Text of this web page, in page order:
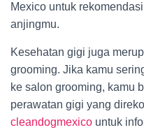
Mexico untuk
anjingmu.
Kesehatan gigi juga
grooming. Jika kamu
ke salon grooming, kamu
perawatan gigi yang
cleandogmexico untuk